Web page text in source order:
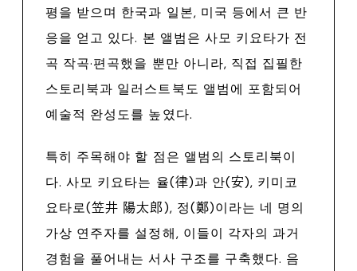
평을 받으며 한국과 일본, 미국 등에서 큰 반
응을 얻고 있다. 본 앨범은 사모 키요타가 전
곡 작곡·편곡했을 뿐만 아니라, 직접 집필한
스토리북과 일러스트북도 앨범에 포함되어
예술적 완성도를 높였다.
특히 주목해야 할 점은 앨범의 스토리북이
다. 사모 키요타는 율(律)과 안(安), 키미코
요타로(笠井 陽太郎), 정(鄭)이라는 네 명의
가상 연주자를 설정해, 이들이 각자의 과거
경험을 풀어내는 서사 구조를 구축했다. 음